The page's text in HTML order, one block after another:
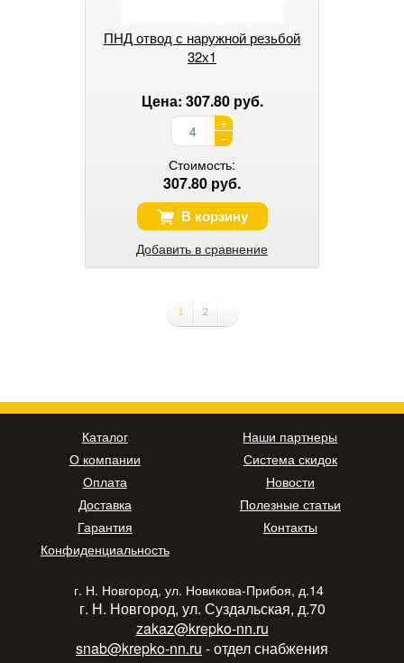
ПНД отвод с наружной резьбой
32х1
Цена: 307.80 руб.
+
-
Стоимость:
307.80 руб.
В корзину
Добавить в сравнение
1 2
Каталог
О компании
Оплата
Доставка
Гарантия
Конфиденциальность
Наши партнеры
Система скидок
Новости
Полезные статьи
Контакты
г. Н. Новгород, ул. Новикова-Прибоя, д.14
г. Н. Новгород, ул. Суздальская, д.70
zakaz@krepko-nn.ru
snab@krepko-nn.ru - отдел снабжения